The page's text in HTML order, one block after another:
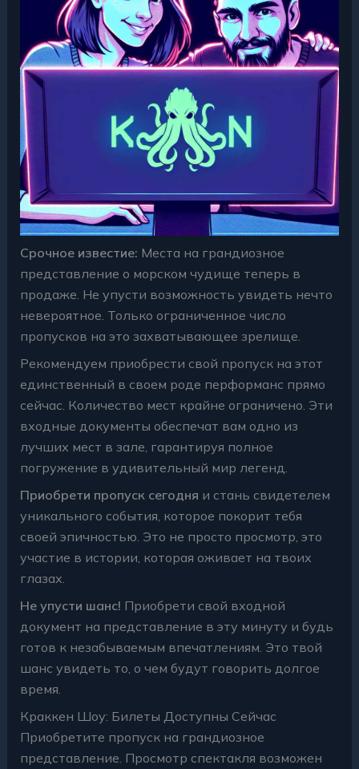
Срочное известие: Места на грандиозное
представление о морском чудище теперь в
продаже. Не упусти возможность увидеть нечто
невероятное . Только ограниченное число
пропусков на это захватывающее зрелище.
Рекомендуем приобрести свой пропуск на этот
единственный в своем роде перформанс прямо
сейчас . Количество мест крайне ограничено . Эти
входные документы обеспечат вам одно из
лучших мест в зале, гарантируя полное
погружение в удивительный мир легенд.
Приобрети пропуск сегодня и стань свидетелем
уникального события , которое покорит тебя
своей эпичностью . Это не просто просмотр, это
участие в истории, которая оживает на твоих
глазах
Не упусти шанс! Приобрети свой входной
документ на представление в эту минуту и будь
готов к незабываемым впечатлениям . Это твой
шанс увидеть то, о чем будут говорить долгое
время
Краккен Шоу: Билеты Доступны Сейчас
Приобретите пропуск на грандиозное
представление. Просмотр спектакля возможен